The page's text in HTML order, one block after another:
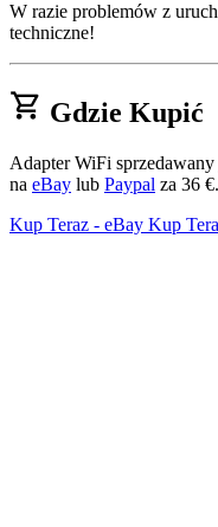
W razie problemów z
techniczne!
shopping_cart Gdzie Kupić
Adapter WiFi
na eBay lub Paypal za 36 €.
Kup Teraz - eBay Kup